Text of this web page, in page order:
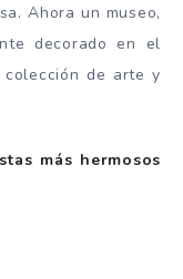
Ahora un museo,
decorado en el
de arte y
más hermosos